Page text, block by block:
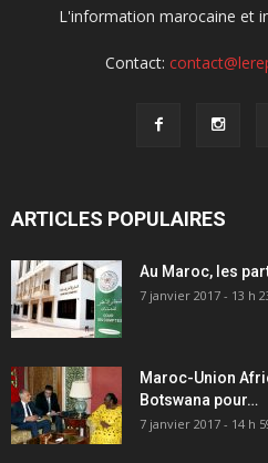
L'information marocaine et
Contact:
ARTICLES POPULAIRES
Au Maroc, les
7 janvier 2017 - 13 h
Maroc-Union
Botswana pour…
7 janvier 2017 - 14 h